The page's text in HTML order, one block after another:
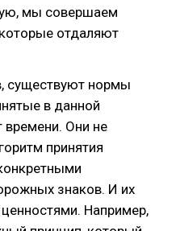
мы совершаем
отдаляют
существуют нормы
в данной
Они не
принятия
знаков. И их
Например,